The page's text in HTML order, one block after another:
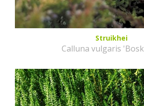
Struikhei
Calluna vulgaris